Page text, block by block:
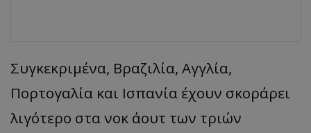
Συγκεκριμένα, Βραζιλία, Αγγλία,
Πορτογαλία και Ισπανία έχουν σκοράρει
λιγότερο στα νοκ άουτ των τριών